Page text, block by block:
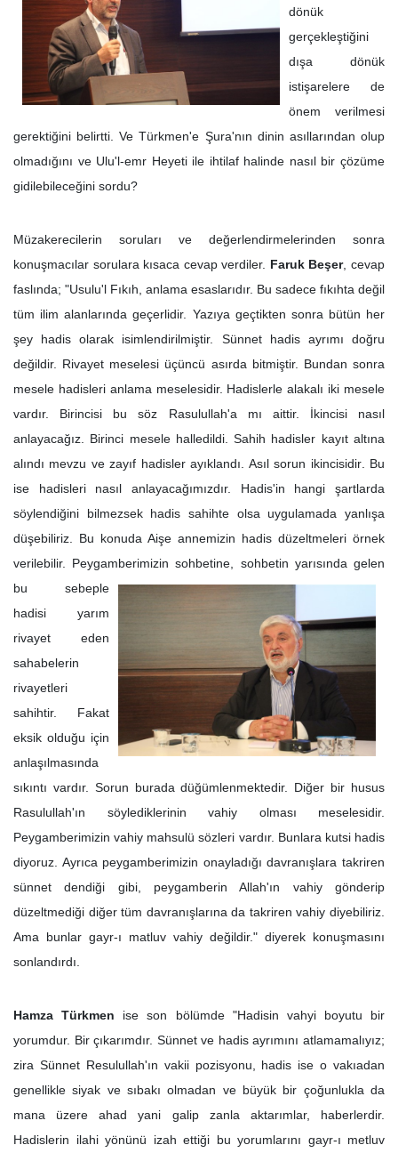
dönük
gerçekleştiğini
dışa dönük
istişarelere de
önem verilmesi
gerektiğini belirtti. Ve Türkmen'e Şura'nın dinin asıllarından olup
olmadığını ve Ulu'l-emr Heyeti ile ihtilaf halinde nasıl bir çözüme
gidilebileceğini sordu?
Müzakerecilerin soruları ve değerlendirmelerinden sonra
konuşmacılar sorulara kısaca cevap verdiler. Faruk Beşer, cevap
faslında; "Usulu'l Fıkıh, anlama esaslarıdır. Bu sadece fıkıhta değil
tüm ilim alanlarında geçerlidir. Yazıya geçtikten sonra bütün her
şey hadis olarak isimlendirilmiştir. Sünnet hadis ayrımı doğru
değildir. Rivayet meselesi üçüncü asırda bitmiştir. Bundan sonra
mesele hadisleri anlama meselesidir. Hadislerle alakalı iki mesele
vardır. Birincisi bu söz Rasulullah'a mı aittir. İkincisi nasıl
anlayacağız. Birinci mesele halledildi. Sahih hadisler kayıt altına
alındı mevzu ve zayıf hadisler ayıklandı. Asıl sorun ikincisidir. Bu
ise hadisleri nasıl anlayacağımızdır. Hadis'in hangi şartlarda
söylendiğini bilmezsek hadis sahihte olsa uygulamada yanlışa
düşebiliriz. Bu konuda Aişe annemizin hadis düzeltmeleri örnek
verilebilir. Peygamberimizin sohbetine, sohbetin yarısında gelen
bu sebeple
hadisi yarım
rivayet eden
sahabelerin
rivayetleri
sahihtir. Fakat
eksik olduğu için
anlaşılmasında
sıkıntı vardır. Sorun burada düğümlenmektedir.
Diğer bir husus
Rasulullah'ın söylediklerinin vahiy olması meselesidir.
Peygamberimizin vahiy mahsulü sözleri vardır. Bunlara kutsi hadis
diyoruz. Ayrıca peygamberimizin onayladığı davranışlara takriren
sünnet dendiği gibi, peygamberin Allah'ın vahiy gönderip
düzeltmediği diğer tüm davranışlarına da takriren vahiy diyebiliriz.
Ama bunlar gayr-ı matluv vahiy değildir." diyerek konuşmasını
sonlandırdı.
Hamza Türkmen
ise son bölümde "Hadisin vahyi boyutu bir
yorumdur. Bir çıkarımdır. Sünnet ve hadis ayrımını atlamamalıyız;
zira Sünnet Resulullah'ın vakii pozisyonu, hadis ise o vakıadan
genellikle siyak ve sıbakı olmadan ve büyük bir çoğunlukla da
mana üzere ahad yani galip zanla aktarımlar, haberlerdir.
Hadislerin ilahi yönünü izah ettiği bu yorumlarını gayr-ı metluv